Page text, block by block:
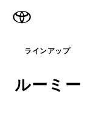
ラインアップ
ルーミー